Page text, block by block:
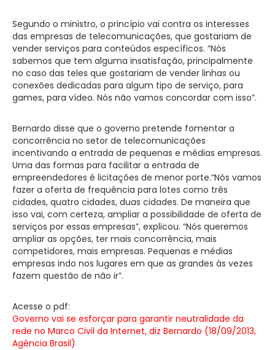
Segundo o ministro, o princípio vai contra os interesses
das empresas de telecomunicações, que gostariam de
vender serviços para conteúdos específicos. “Nós
sabemos que tem alguma insatisfação, principalmente
no caso das teles que gostariam de vender linhas ou
conexões dedicadas para algum tipo de serviço, para
games, para vídeo. Nós não vamos concordar com isso”.
Bernardo disse que o governo pretende fomentar a
concorrência no setor de telecomunicações
incentivando a entrada de pequenas e médias empresas.
Uma das formas para facilitar a entrada de
empreendedores é licitações de menor porte.“Nós vamos
fazer a oferta de frequência para lotes como três
cidades, quatro cidades, duas cidades. De maneira que
isso vai, com certeza, ampliar a possibilidade de oferta de
serviços por essas empresas”, explicou. “Nós queremos
ampliar as opções, ter mais concorrência, mais
competidores, mais empresas. Pequenas e médias
empresas indo nos lugares em que as grandes às vezes
fazem questão de não ir”.
Acesse o pdf:
Governo vai se esforçar para garantir neutralidade da
rede no Marco Civil da Internet, diz Bernardo (18/09/2013,
Agência Brasil)